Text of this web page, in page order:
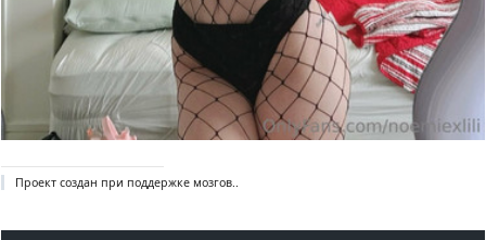
Проект создан при поддержке мозгов..